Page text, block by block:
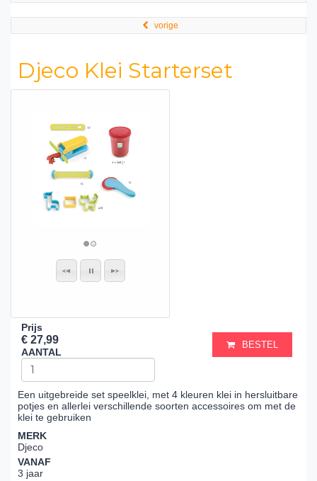
vorige
Djeco Klei Starterset
Prijs
€ 27,99
AANTAL
BESTEL
Een uitgebreide set speelklei, met 4 kleuren klei in hersluitbare
potjes en allerlei verschillende soorten accessoires om met de
klei te gebruiken
MERK
Djeco
VANAF
3 jaar